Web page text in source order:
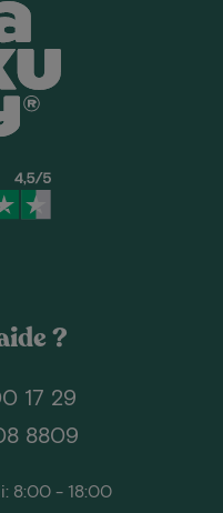
?
17 29
8809
8:00 - 18:00